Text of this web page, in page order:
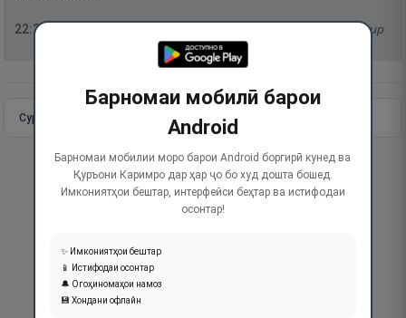
22:31 тафсир
Сураи пурра Идома додан
Барномаи мобилӣ барои
Android
Барномаи мобилии моро барои Android боргирӣ кунед ва
Қуръони Каримро дар ҳар ҷо бо худ дошта бошед.
Имкониятҳои бештар, интерфейси беҳтар ва истифодаи
осонтар!
✨ Имкониятҳои бештар
📱 Истифодаи осонтар
🔔 Огоҳиномаҳои намоз
💾 Хондани офлайн